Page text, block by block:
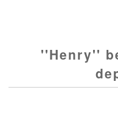
''Henry''